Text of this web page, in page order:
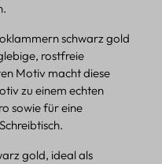
schwarz gold
rostfreie
Motiv macht diese
zu einem echten
sowie für eine
gold, ideal als